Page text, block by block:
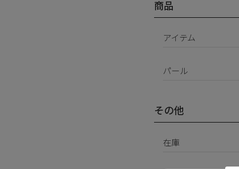
商品
アイテム
イヤリング
ネックレス
ブレスレット
リング
パール
南洋真珠
淡水パール
シェルパール
その他
在庫